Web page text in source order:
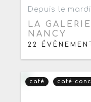
Depuis le
LA
NANCY
22
café café-